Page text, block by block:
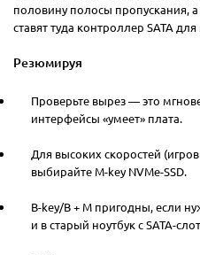
половину полосы пропускания,
ставят туда контроллер SATA
Резюмируя
Проверьте вырез — это
интерфейсы «умеет» плата.
Для высоких скоростей
выбирайте M-key NVMe-SSD.
B-key/B + M пригодны, если
и в старый ноутбук с SATA-